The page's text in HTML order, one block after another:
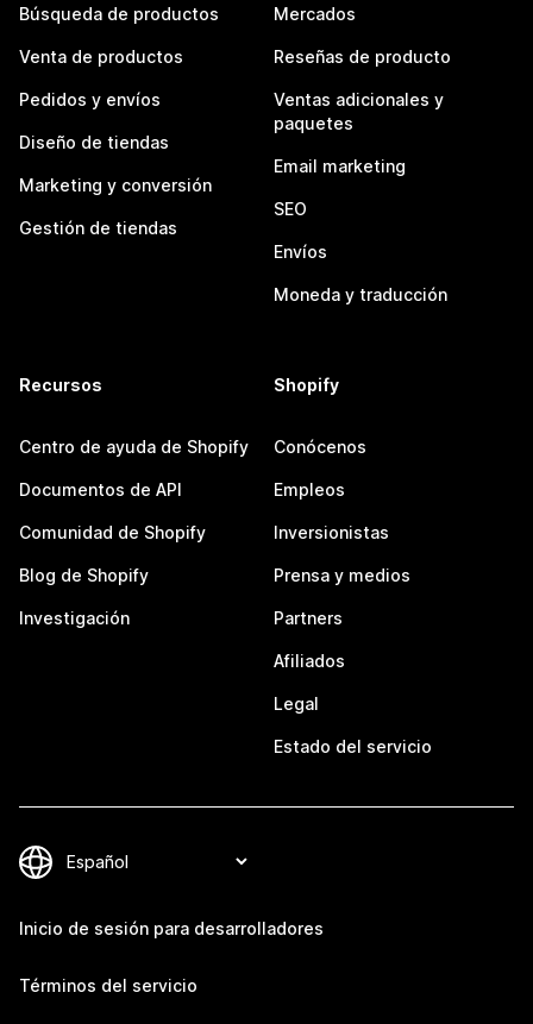
Búsqueda de productos
Venta de productos
Pedidos y envíos
Diseño de tiendas
Marketing y conversión
Gestión de tiendas
Mercados
Reseñas de producto
Ventas adicionales y
paquetes
Email marketing
SEO
Envíos
Moneda y traducción
Recursos
Centro de ayuda de Shopify
Documentos de API
Comunidad de Shopify
Blog de Shopify
Investigación
Shopify
Conócenos
Empleos
Inversionistas
Prensa y medios
Partners
Afiliados
Legal
Estado del servicio
Inicio de sesión para desarrolladores
Términos del servicio